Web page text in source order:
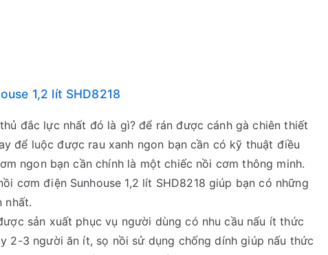
1,2 lít SHD8218
đắc lực nhất đó là gì? để rán được cánh gà chiên thiết
để luộc được rau xanh ngon bạn cần có kỹ thuật điều
ngon bạn cần chính là một chiếc nồi cơm thông minh.
cơm điện Sunhouse 1,2 lít SHD8218 giúp bạn có những
nhất.
sản xuất phục vụ người dùng có nhu cầu nấu ít thức
2-3 người ăn ít, sọ nồi sử dụng chống dính giúp nấu thức